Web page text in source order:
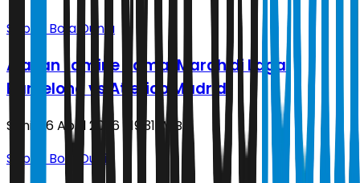
Sepak Bola Dunia
Alasan Lamine Yamal Marah di Laga
Barcelona vs Atletico Madrid
Senin, 6 April 2026 | 19.31 WIB
Sepak Bola Dunia